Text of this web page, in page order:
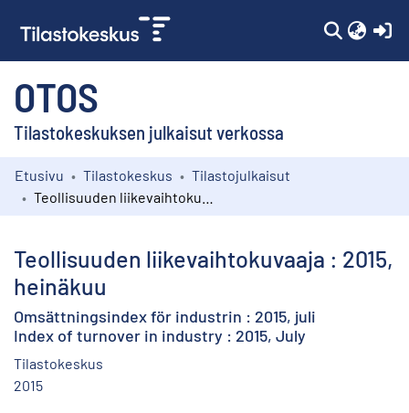
OTOS
Tilastokeskuksen julkaisut verkossa
Kokoelmat
Etusivu Tilastokeskus
Tilastojulkaisut
Teollisuuden liikevaihtokuvaaja : 2015,
heinäkuu
Omsättningsindex för industrin : 2015, juli
Index of turnover in industry : 2015, July
Tilastokeskus
2015